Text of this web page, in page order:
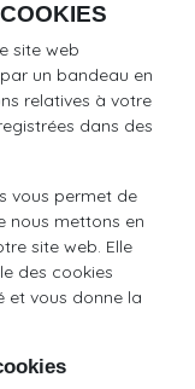
site web
un bandeau en
relatives à votre
dans des
vous permet de
nous mettons en
site web. Elle
des cookies
et vous donne la